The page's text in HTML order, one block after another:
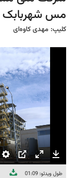
مس شهربابک
کلیپ: مهدی کاوه‌ای
طول ویدئو: 01:09
Settings
PIP Enter